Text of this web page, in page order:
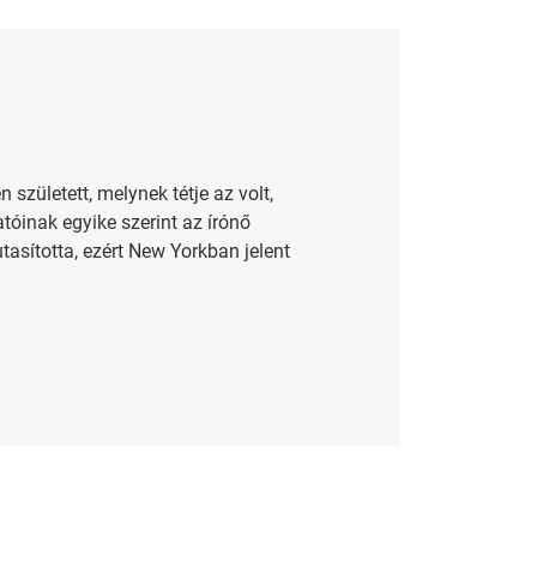
született, melynek tétje az volt,
egyike szerint az írónő
ezért New Yorkban jelent